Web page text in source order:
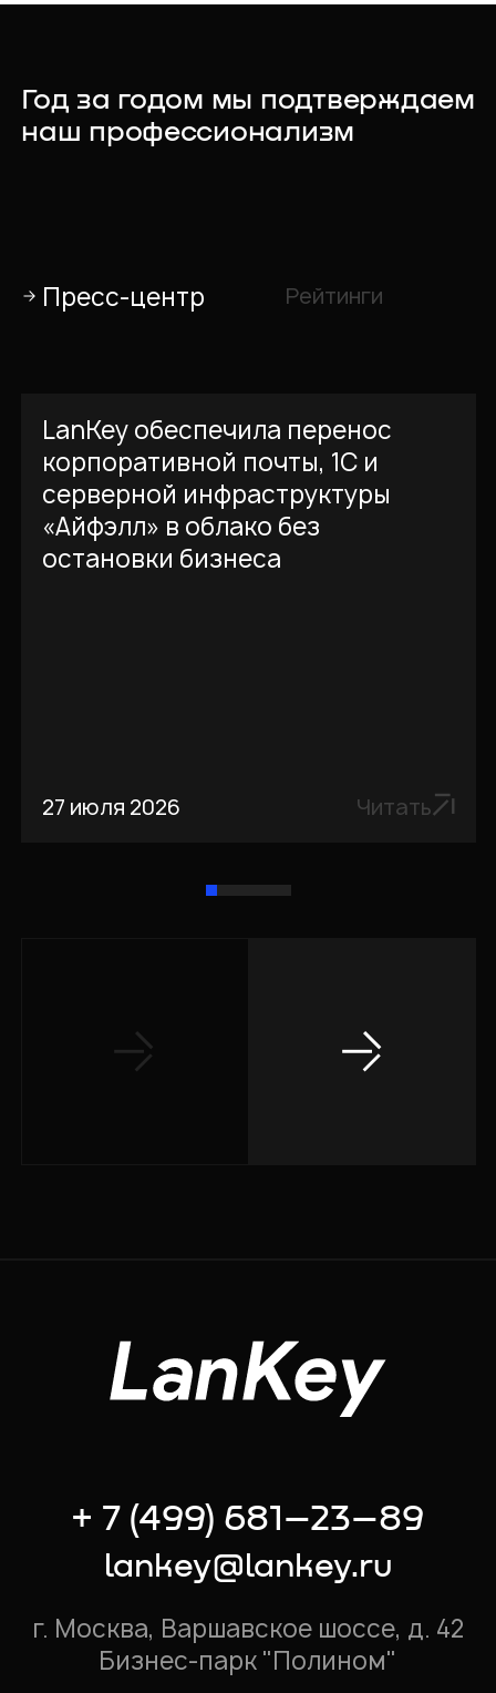
Рейтинги
Год за годом мы подтверждаем
наш профессионализм
Пресс-центр
LanKey обеспечила перенос
корпоративной почты, 1С и
серверной инфраструктуры
«Айфэлл» в облако без
остановки бизнеса
27 июля 2026 Читать
г. Москва, Варшавское шоссе, д. 42
Бизнес-парк "Полином"
+ 7 (499) 681–23–89
lankey@lankey.ru